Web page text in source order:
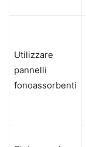
Utilizzare
pannelli
fonoassorbenti